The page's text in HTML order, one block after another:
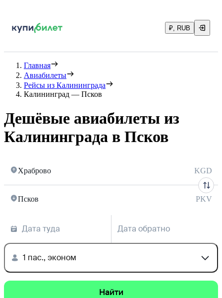
₽, RUB
Главная
Авиабилеты
Рейсы из Калининграда
Калининград — Псков
Дешёвые авиабилеты из
Калининграда в Псков
Храброво KGD
Псков PKV
Дата туда Дата обратно
1 пас., эконом
Найти